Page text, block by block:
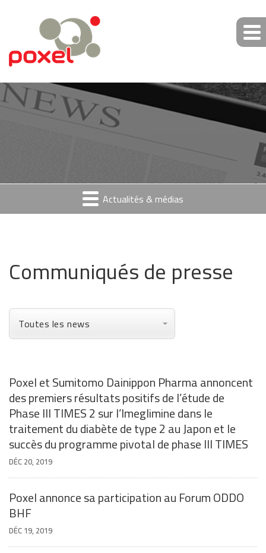
Actualités & médias
Communiqués de presse
Toutes les news
Poxel et Sumitomo Dainippon Pharma annoncent
des premiers résultats positifs de l’étude de
Phase III TIMES 2 sur l’Imeglimine dans le
traitement du diabète de type 2 au Japon et le
succès du programme pivotal de phase III TIMES
DÉC 20, 2019
Poxel annonce sa participation au Forum ODDO
BHF
DÉC 19, 2019